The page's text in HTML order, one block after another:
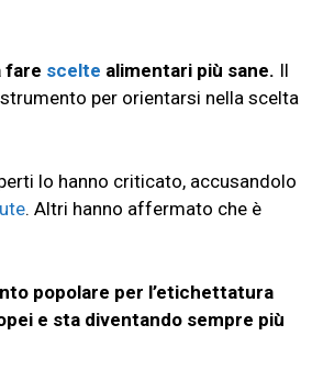
fare scelte alimentari più sane. Il
per orientarsi nella scelta
lo hanno criticato, accusandolo
. Altri hanno affermato che è
popolare per l’etichettatura
e sta diventando sempre più